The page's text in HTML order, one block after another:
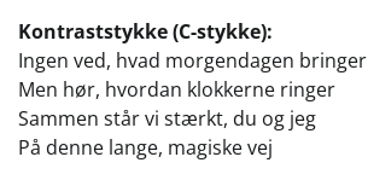
Kontraststykke (C-stykke):
Ingen ved, hvad morgendagen bringer
Men hør, hvordan klokkerne ringer
Sammen står vi stærkt, du og jeg
På denne lange, magiske vej